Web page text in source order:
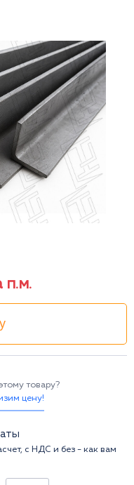
п.м.
товару?
цену!
с НДС и без - как вам